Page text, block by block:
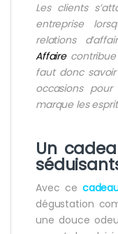
Les clients
entreprise
relations
Affairecontribue
faut donc
occasions
marque les
Un
Avec ce
dégustation
une douce